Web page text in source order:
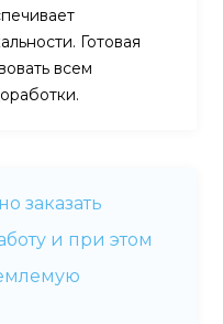
Готовая
всем
заказать
и при этом